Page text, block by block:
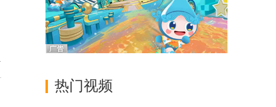
热门视频